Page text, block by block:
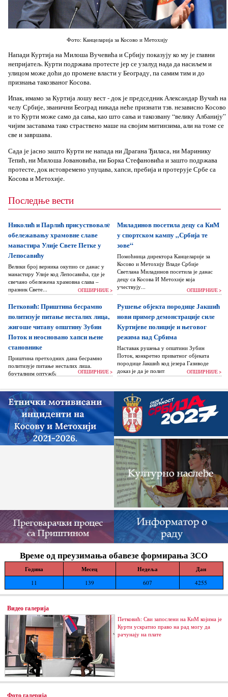
Фото: Канцеларија за Косово и Метохију
Напади Куртија на Милоша Вучевића и Србију показују ко му је главни
непријатељ. Курти подржава протесте јер се узалуд нада да насиљем и
улицом може доћи до промене власти у Београду, па самим тим и до
признања такозваног Косова.
Ипак, имамо за Куртија лошу вест - док је председник Александар Вучић на
челу Србије, званични Београд никада неће признати тзв. независно Косово
и то Курти може само да сања, као што сања и такозвану “велику Албанију”
чијим заставама тако страствено маше на својим митинзима, али на томе се
све и завршава.
Сада је јасно зашто Курти не напада ни Драгана Ђиласа, ни Маринику
Тепић, ни Милоша Јовановића, ни Борка Стефановића и зашто подржава
протесте, док истовремено упуцава, хапси, пребија и протерује Србе са
Косова и Метохије.
Последње вести
Николић и Парлић присуствовалe
обележавању храмовне славе
манастира Улије Свете Петке у
Лепосавићу
Велики број верника окупио се данас у
манастиру Улије код Лепосавића, где је
свечано обележена храмовна слава –
празник Свете...
ОПШИРНИЈЕ >
Миладинов посетила децу са КиМ
у спортском кампу „Србија те
зове“
Помоћница директора Канцеларије за
Косово и Метохију Владе Србије
Светлана Миладинов посетила је данас
децу са Косова И Метохије која
учествују...
ОПШИРНИЈЕ >
Петковић: Приштина бесрамно
политизује питање несталих лица,
жигоше читаву општину Зубин
Поток и неосновано хапси њене
становнике
Приштина претходних дана бесрамно
политизује питање несталих лица,
бруталним оптужбама на рачун Београда
жигоше...
ОПШИРНИЈЕ >
Рушење објекта породице Јакшић
нови пример демонстрације силе
Куртијеве полиције и његовог
режима над Србима
Наставак рушења у општини Зубин
Поток, конкретно приватног објеката
породице Јакшић код језера Газиводе
доказ је да је политика Аљбина Куртија...
ОПШИРНИЈЕ >
Време од преузимања обавезе формирања ЗСО
Година Месец Недеља Дан
11 139 607 4255
Видео галерија
Петковић: Сви запослени на КиМ којима је
Курти ускратио право на рад могу да
рачунају на плате